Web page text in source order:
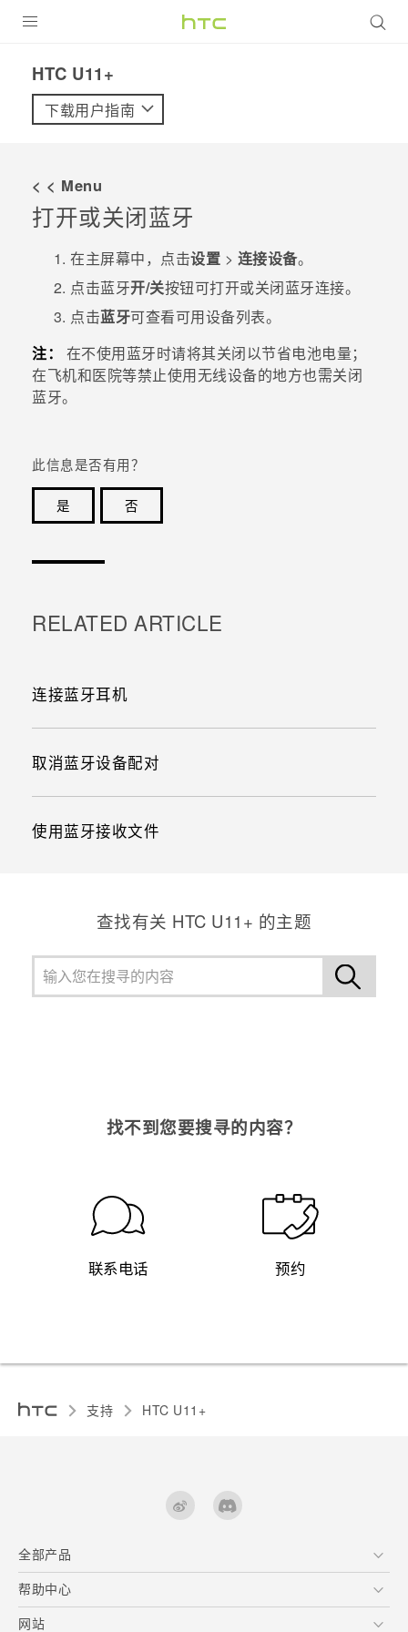
VIVE
支持帮助
在线客服
HTC U11+‎
下载用户指南
< < Menu
打开或关闭蓝牙
在主屏幕中，点击设置 > 连接设备。
点击蓝牙开/关按钮可打开或关闭蓝牙连接。
点击蓝牙可查看可用设备列表。
注：
在不使用蓝牙时请将其关闭以节省电池电量；
在飞机和医院等禁止使用无线设备的地方也需关闭
蓝牙。
此信息是否有用？
是
否
RELATED ARTICLE
连接蓝牙耳机
取消蓝牙设备配对
使用蓝牙接收文件
查找有关 HTC U11+ 的主题
找不到您要搜寻的内容？
联系电话 预约
支持 HTC U11+‎
全部产品
区块链智能手机
VIVE
帮助中心
在线客服
网站